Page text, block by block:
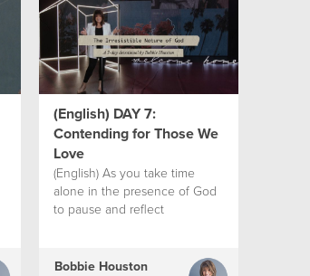
(English) DAY 7:
Contending for Those We
Love
(English) As you take time
alone in the presence of God
to pause and reflect
Bobbie Houston